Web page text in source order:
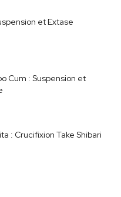
et Extase
Cum : Suspension et
: Crucifixion Take Shibari